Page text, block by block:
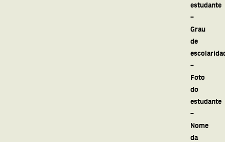
estudante
–
Grau
de
–
Foto
do
estudante
–
Nome
da